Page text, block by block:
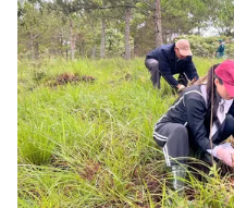
VTV Money
VTV Sức khoẻ
Thị trường 24h